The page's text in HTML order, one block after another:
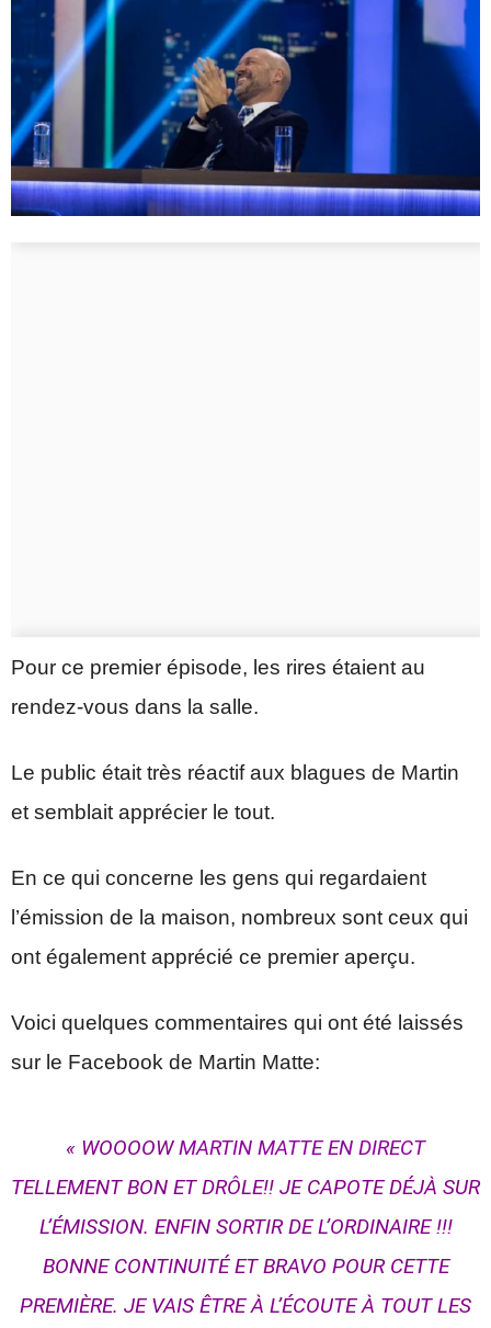
Pour ce premier épisode, les rires étaient au
rendez-vous dans la salle.
Le public était très réactif aux blagues de Martin
et semblait apprécier le tout.
En ce qui concerne les gens qui regardaient
l’émission de la maison, nombreux sont ceux qui
ont également apprécié ce premier aperçu.
Voici quelques commentaires qui ont été laissés
sur le Facebook de Martin Matte:
« WOOOOWMARTIN MATTE EN DIRECT
TELLEMENT BON ET DRÔLE!! JE CAPOTE DÉJÀ SUR
L’ÉMISSION. ENFIN SORTIR DE L’ORDINAIRE !!!
BONNE CONTINUITÉ ET BRAVO POUR CETTE
PREMIÈRE. JE VAIS ÊTRE À L’ÉCOUTE À TOUT LES